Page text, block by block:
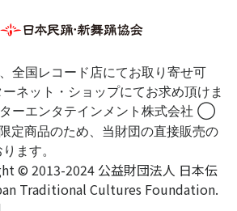
国レコード店にてお取り寄せ可
ネット・ショップにてお求め頂けま
ーエンタテインメント株式会社 ◯
定商品のため、当財団の直接販売の
ます。
© 2013-2024 公益財団法人 日本伝
Traditional Cultures Foundation.